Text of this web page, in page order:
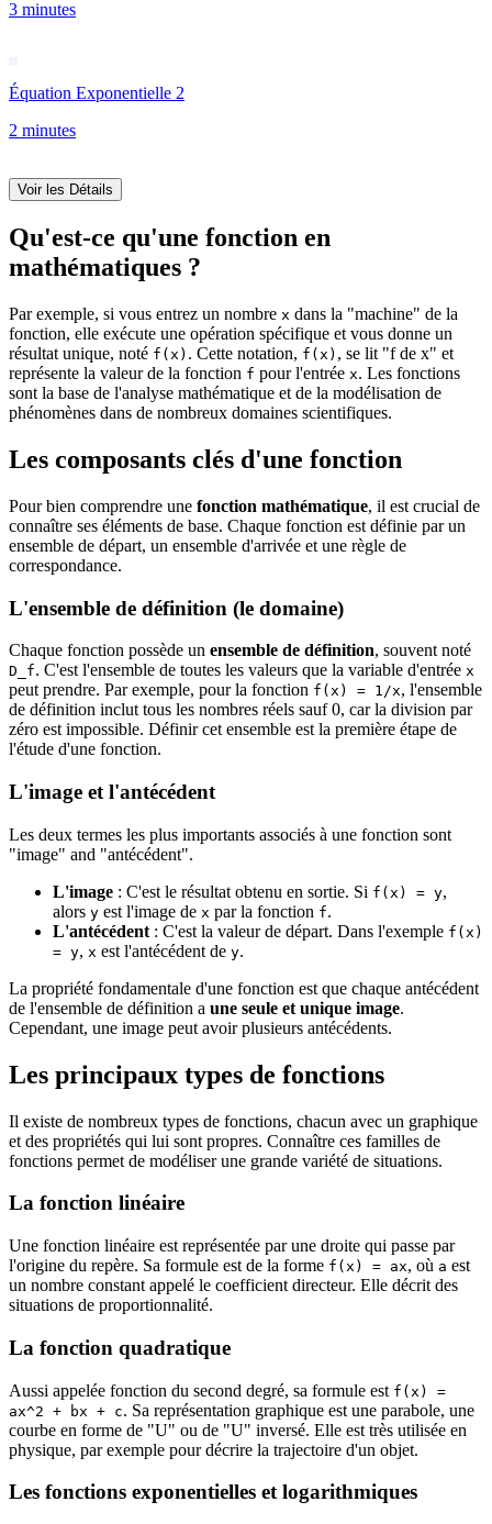
3 minutes
Équation Exponentielle 2
2 minutes
Voir les Détails
Qu'est-ce qu'une fonction en
mathématiques ?
Par exemple, si vous entrez un nombre x dans la "machine" de la
fonction, elle exécute une opération spécifique et vous donne un
résultat unique, noté f(x) . Cette notation, f(x) , se lit "f de x" et
représente la valeur de la fonction f pour l'entrée x. Les fonctions
sont la base de l'analyse mathématique et de la modélisation de
phénomènes dans de nombreux domaines scientifiques.
Les composants clés d'une fonction
Pour bien comprendre une fonction mathématique, il est crucial de
connaître ses éléments de base. Chaque fonction est définie par un
ensemble de départ, un ensemble d'arrivée et une règle de
correspondance.
L'ensemble de définition (le domaine)
Chaque fonction possède un ensemble de définition, souvent noté
D_f. C'est l'ensemble de toutes les valeurs que la variable d'entrée x
peut prendre. Par exemple, pour la fonction f(x) = 1/x, l'ensemble
de définition inclut tous les nombres réels sauf 0, car la division par
zéro est impossible. Définir cet ensemble est la première étape de
l'étude d'une fonction.
L'image et l'antécédent
Les deux termes les plus importants associés à une fonction sont
"image" and "antécédent".
L'image : C'est le résultat obtenu en sortie. Si f(x) = y,
alors y est l'image de x par la fonction f.
L'antécédent : C'est la valeur de départ. Dans l'exemple f(x)
= y, x est l'antécédent de y.
La propriété fondamentale d'une fonction est que chaque antécédent
de l'ensemble de définition a une seule et unique image.
Cependant, une image peut avoir plusieurs antécédents.
Les principaux types de fonctions
Il existe de nombreux types de fonctions, chacun avec un graphique
et des propriétés qui lui sont propres. Connaître ces familles de
fonctions permet de modéliser une grande variété de situations.
La fonction linéaire
Une fonction linéaire est représentée par une droite qui passe par
l'origine du repère. Sa formule est de la forme f(x) = ax, où a est
un nombre constant appelé le coefficient directeur. Elle décrit des
situations de proportionnalité.
La fonction quadratique
Aussi appelée fonction du second degré, sa formule est f(x) =
ax^2 + bx + c. Sa représentation graphique est une parabole, une
courbe en forme de "U" ou de "U" inversé. Elle est très utilisée en
physique, par exemple pour décrire la trajectoire d'un objet.
Les fonctions exponentielles et logarithmiques